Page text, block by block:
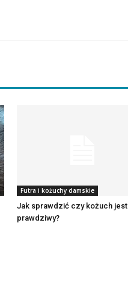
Futra i kożuchy damskie
Jak sprawdzić czy kożuch jest
prawdziwy?